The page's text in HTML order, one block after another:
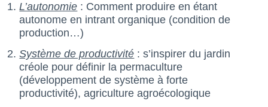
L’autonomie : Comment produire en étant
autonome en intrant organique (condition de
production…)
Système de productivité : s’inspirer du jardin
créole pour définir la permaculture
(développement de système à forte
productivité), agriculture agroécologique